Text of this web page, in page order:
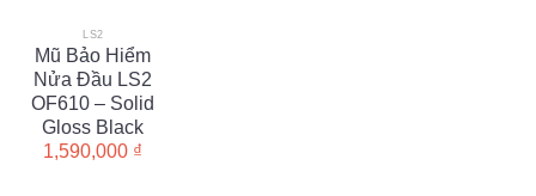
LS2
Mũ Bảo Hiểm
Nửa Đầu LS2
OF610 – Solid
Gloss Black
1,590,000 ₫